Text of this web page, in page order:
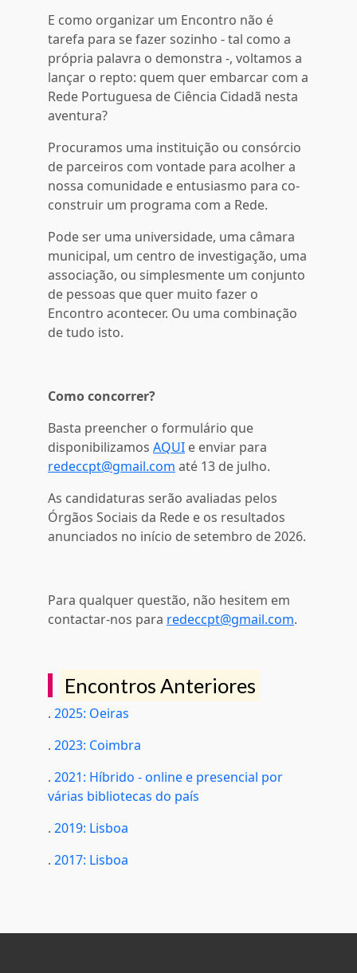
E como organizar um Encontro não é
tarefa para se fazer sozinho - tal como a
própria palavra o demonstra -, voltamos a
lançar o repto: quem quer embarcar com a
Rede Portuguesa de Ciência Cidadã nesta
aventura?
Procuramos uma instituição ou consórcio
de parceiros com vontade para acolher a
nossa comunidade e entusiasmo para co-
construir um programa com a Rede.
Pode ser uma universidade, uma câmara
municipal, um centro de investigação, uma
associação, ou simplesmente um conjunto
de pessoas que quer muito fazer o
Encontro acontecer. Ou uma combinação
de tudo isto.
Como concorrer?
Basta preencher o formulário que
disponibilizamos AQUI e enviar para
redeccpt@gmail.com até 13 de julho.
As candidaturas serão avaliadas pelos
Órgãos Sociais da Rede e os resultados
anunciados no início de setembro de 2026.
Para qualquer questão, não hesitem em
contactar-nos para redeccpt@gmail.com.
Encontros Anteriores
. 2025: Oeiras
. 2023: Coimbra
. 2021: Híbrido - online e presencial por
várias bibliotecas do país
. 2019: Lisboa
. 2017: Lisboa